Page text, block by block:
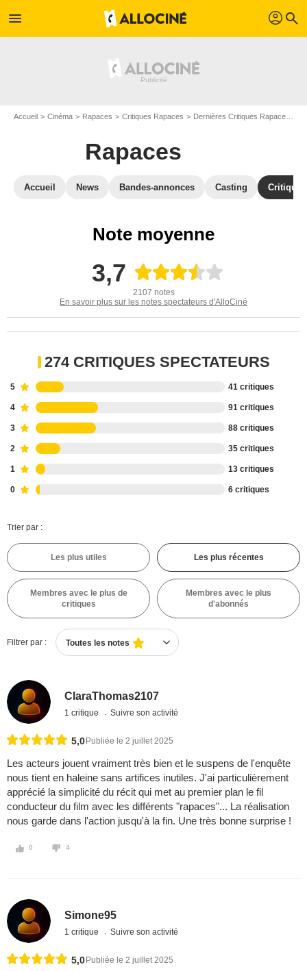
menu profil search
Accueil Cinéma Rapaces Critiques Rapaces Dernières Critiques Rapaces
Rapaces
Accueil News Bandes-annonces Casting
Note moyenne
3,7
2107 notes
En savoir plus sur les notes spectateurs d'AlloCiné
274 CRITIQUES SPECTATEURS
5 41 critiques
4 91 critiques
3 88 critiques
2 35 critiques
1 13 critiques
0 6 critiques
Trier par :
Les plus utiles Les plus récentes
Membres avec le plus de
critiques
Membres avec le plus
d'abonnés
Filtrer par : Toutes les notes
ClaraThomas2107
1 critique Suivre son activité
5,0 Publiée le 2 juillet 2025
Les acteurs jouent vraiment très bien et le suspens de l'enquête
nous tient en haleine sans artifices inutiles. J'ai particulièrement
apprécié la simplicité du récit qui met au premier plan le fil
conducteur du film avec les différents "rapaces"... La réalisation
nous garde dans l'action jusqu'à la fin. Une très bonne surprise !
0 4
Simone95
1 critique Suivre son activité
5,0 Publiée le 2 juillet 2025